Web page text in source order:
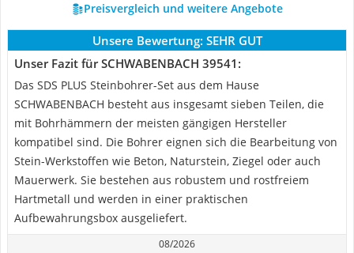
Preisvergleich und weitere Angebote
Unsere Bewertung: SEHR GUT
Unser Fazit für SCHWABENBACH 39541:
Das SDS PLUS Steinbohrer-Set aus dem Hause
SCHWABENBACH besteht aus insgesamt sieben Teilen, die
mit Bohrhämmern der meisten gängigen Hersteller
kompatibel sind. Die Bohrer eignen sich die Bearbeitung von
Stein-Werkstoffen wie Beton, Naturstein, Ziegel oder auch
Mauerwerk. Sie bestehen aus robustem und rostfreiem
Hartmetall und werden in einer praktischen
Aufbewahrungsbox ausgeliefert.
08/2026